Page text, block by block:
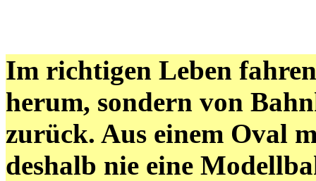
Im richtigen Leben
herum, sondern von
zurück. Aus einem Oval
deshalb nie eine